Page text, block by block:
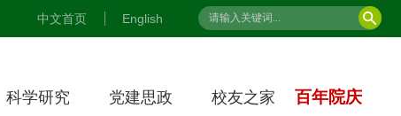
中文首页 English
科学研究 党建思政 校友之家 百年院庆